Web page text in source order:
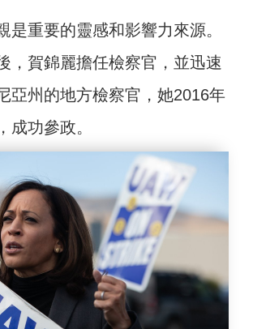
是重要的靈感和影響力來源。
，賀錦麗擔任檢察官，並迅速
亞州的地方檢察官，她2016年
成功參政。